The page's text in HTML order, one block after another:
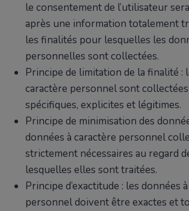
le consentement de l’utilisateur
après une information totalement
les finalités pour lesquelles les
personnelles sont collectées.
Principe de limitation de la finalité :
caractère personnel sont
spécifiques, explicites et légitimes.
Principe de minimisation des
données à caractère personnel
strictement nécessaires au regard
lesquelles elles sont traitées.
Principe d’exactitude : les données
personnel doivent être exactes et